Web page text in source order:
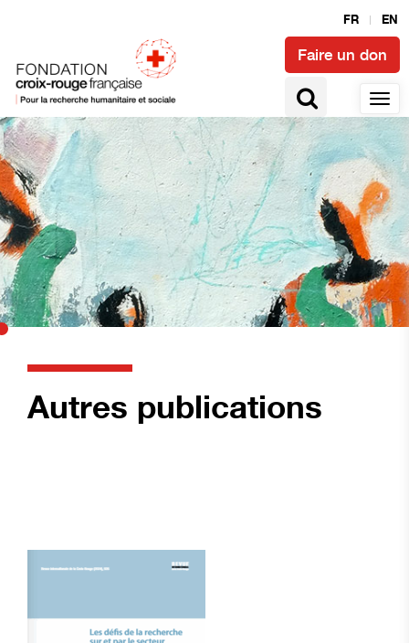
FR EN
Faire un don
Autres publications